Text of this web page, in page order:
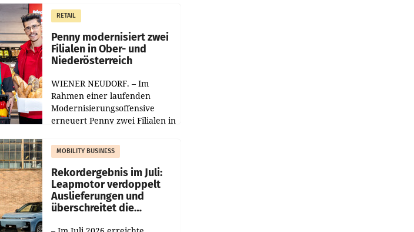
gemacht und die
Markterwartung deutlich
übertroffen.
RETAIL
Penny modernisiert zwei
Filialen in Ober- und
Niederösterreich
WIENER NEUDORF. – Im
Rahmen einer laufenden
Modernisierungsoffensive
erneuert Penny zwei Filialen in
Die beiden Standorte liegen in
Haag sowie im rund
MOBILITY BUSINESS
Rekordergebnis im Juli:
Leapmotor verdoppelt
Auslieferungen und
überschreitet die